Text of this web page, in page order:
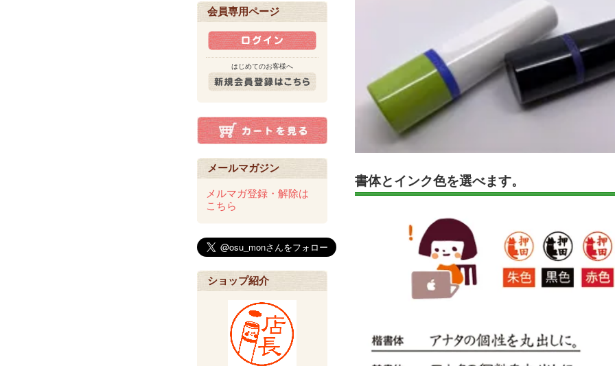
会員専用ページ
はじめてのお客様へ
メールマガジン
メルマガ登録・解除は
こちら
ショップ紹介
書体とインク色を選べます。